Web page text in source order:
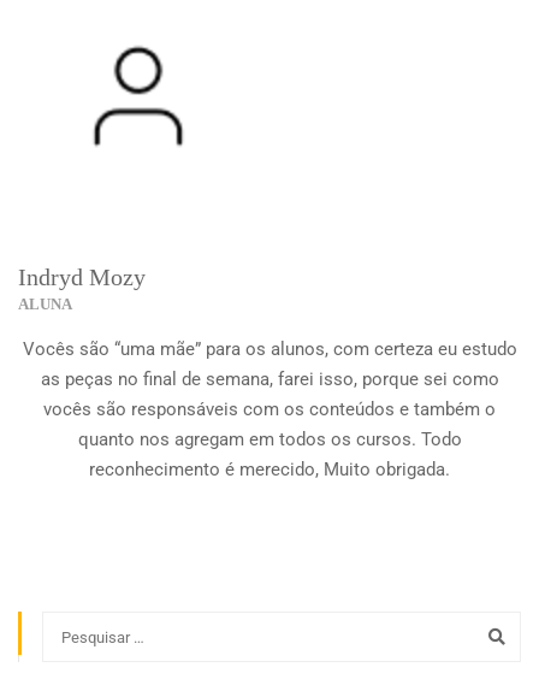
Indryd Mozy
ALUNA
Vocês são “uma mãe” para os alunos, com certeza eu estudo
as peças no final de semana, farei isso, porque sei como
vocês são responsáveis com os conteúdos e também o
quanto nos agregam em todos os cursos. Todo
reconhecimento é merecido, Muito obrigada.